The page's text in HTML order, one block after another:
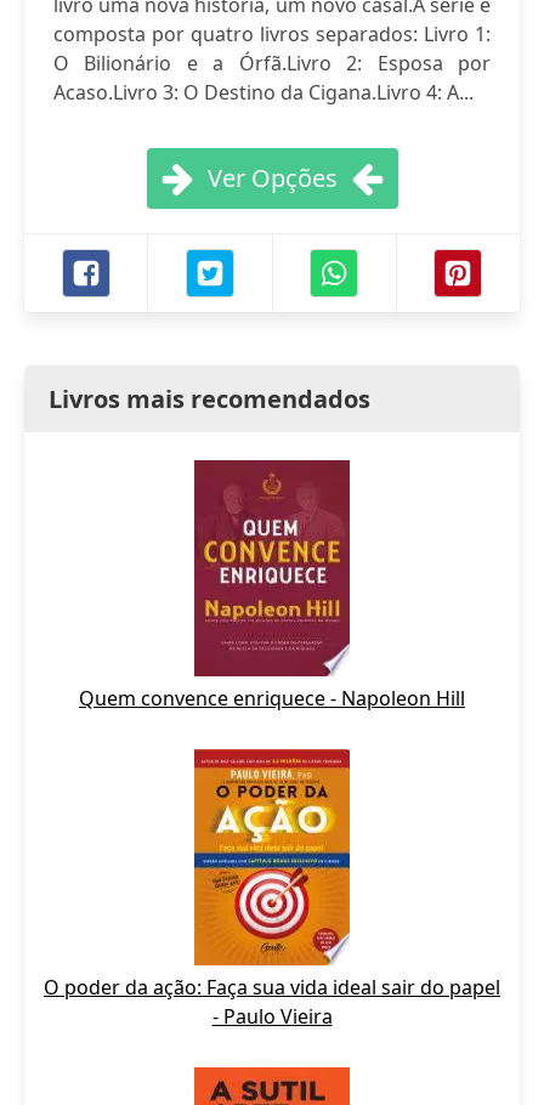
composta por quatro livros separados: Livro 1:
O Bilionário e a Órfã.Livro 2: Esposa por
Acaso.Livro 3: O Destino da Cigana.Livro 4: A...
Ver Opções
Livros mais recomendados
Quem convence enriquece - Napoleon Hill
O poder da ação: Faça sua vida ideal sair do papel
- Paulo Vieira